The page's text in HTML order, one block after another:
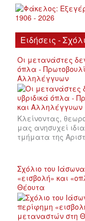
Ειδήσεις -
Οι μετανάστες
όπλα -
Αλληλέγγυων
Κλείνοντας,
μας ανησυχεί
τμήματα της
Σχόλιο του
«εισβολή» και
Θέουτα